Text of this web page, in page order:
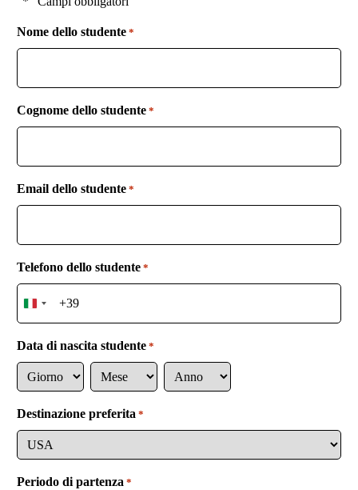
Nome dello studente *
Cognome dello studente *
Email dello studente *
Telefono dello studente *
I
t
a
y
+
Data di nascita studente *
G
o
n
o
M
s
A
Destinazione preferita *
Periodo di partenza *